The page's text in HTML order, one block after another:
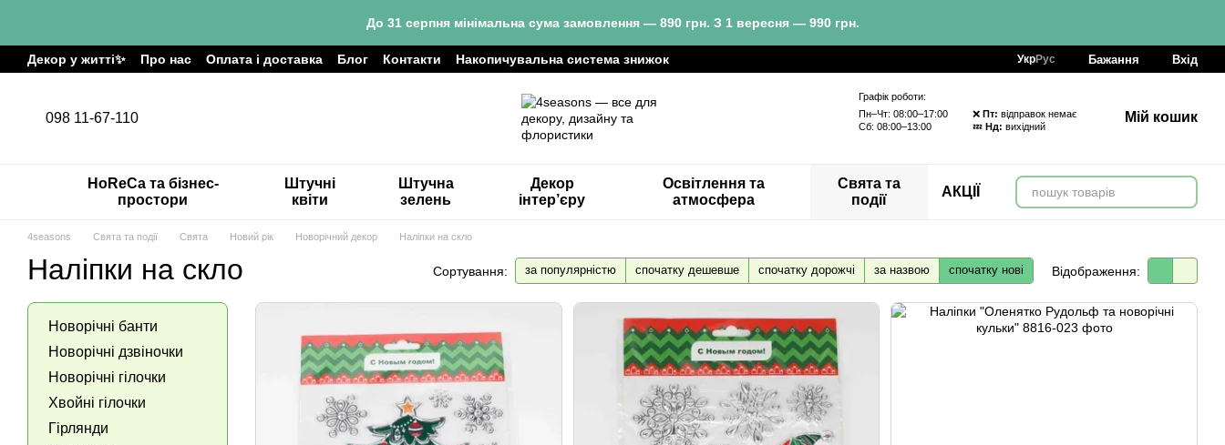
До 31 серпня мінімальна сума замовлення — 890 грн. З 1 вересня — 990 грн.
Декор у житті✨ Про нас Оплата і доставка Блог Контакти Накопичувальна система знижок УкрРус Бажання Вхід
098 11-67-110
Графік роботи:
Пн–Чт: 08:00–17:00 ❌ Пт: відправок немає
Сб: 08:00–13:00 💤 Нд: вихідний
Мій кошик
HoReCa та бізнес-
простори
Штучні
квіти
Штучна
зелень
Декор
інтер’єру
Освітлення та
атмосфера
Свята та
події
АКЦІЇ
4seasons Свята та події Свята Новий рік Новорічний декор Наліпки на скло
Наліпки на скло Сортування: за популярністю спочатку дешевше спочатку дорожчі за назвою спочатку нові Відображення:
Новорічні банти
Новорічні дзвіночки
Новорічні гілочки
Хвойні гілочки
Гірлянди